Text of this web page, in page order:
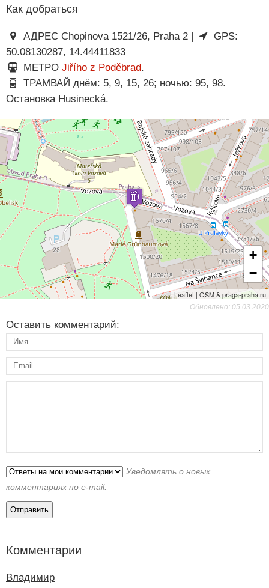
Как добраться
АДРЕС Chopinova 1521/26, Praha 2 |
GPS:
50.08130287, 14.44411833
МЕТРО Jiřího z Poděbrad.
ТРАМВАЙ днём: 5, 9, 15, 26; ночью: 95, 98.
Остановка Husinecká.
+
−
Leaflet | OSM & praga-praha.ru
Обновлено: 05.03.2020
Оставить комментарий:
Уведомлять о новых
комментариях по e-mail.
Комментарии
Владимир